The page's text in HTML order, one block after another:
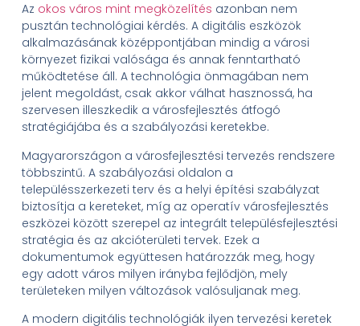
Az okos város mint megközelítés azonban nem
pusztán technológiai kérdés. A digitális eszközök
alkalmazásának középpontjában mindig a városi
környezet fizikai valósága és annak fenntartható
működtetése áll. A technológia önmagában nem
jelent megoldást, csak akkor válhat hasznossá, ha
szervesen illeszkedik a városfejlesztés átfogó
stratégiájába és a szabályozási keretekbe.
Magyarországon a városfejlesztési tervezés rendszere
többszintű. A szabályozási oldalon a
településszerkezeti terv és a helyi építési szabályzat
biztosítja a kereteket, míg az operatív városfejlesztés
eszközei között szerepel az integrált településfejlesztési
stratégia és az akcióterületi tervek. Ezek a
dokumentumok együttesen határozzák meg, hogy
egy adott város milyen irányba fejlődjön, mely
területeken milyen változások valósuljanak meg.
A modern digitális technológiák ilyen tervezési keretek